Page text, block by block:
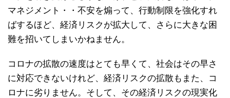
マネジメント・・不安を煽って、行動制限を強化すれ
ばするほど、経済リスクが拡大して、さらに大きな困
難を招いてしまいかねません。
コロナの拡散の速度はとても早くて、社会はその早さ
に対応できないけれど、経済リスクの拡散もまた、コ
ロナに劣りません。そして、その経済リスクの現実化